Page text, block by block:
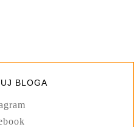
BLOGA